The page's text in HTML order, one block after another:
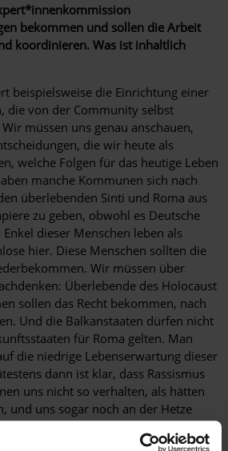
bekommen und sollen die Arbeit
koordinieren. Was ist inhaltlich
beispielsweise die Einrichtung einer
die von der Community selbst
müssen uns genau anschauen,
die wir heute als
welche Folgen für das heutige Leben
manche Kommunen sich nach
überlebenden Sinti und Roma aus
zu geben, obwohl es Deutsche
dieser Menschen leben als
hier. Diese Menschen sollten die
Wir müssen über
Überlebende des Holocaust
sollen das Recht bekommen, nach
Und die Balkanstaaten dürfen nicht
für Roma gelten. Man
die niedrige Lebenserwartung dieser
dann ist klar, dass Rassismus
uns nicht so verhalten, als hätten
und uns sogar noch an der Hetze
beteiligen.